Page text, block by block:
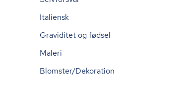
Italiensk
Graviditet og fødsel
Maleri
Blomster/Dekoration